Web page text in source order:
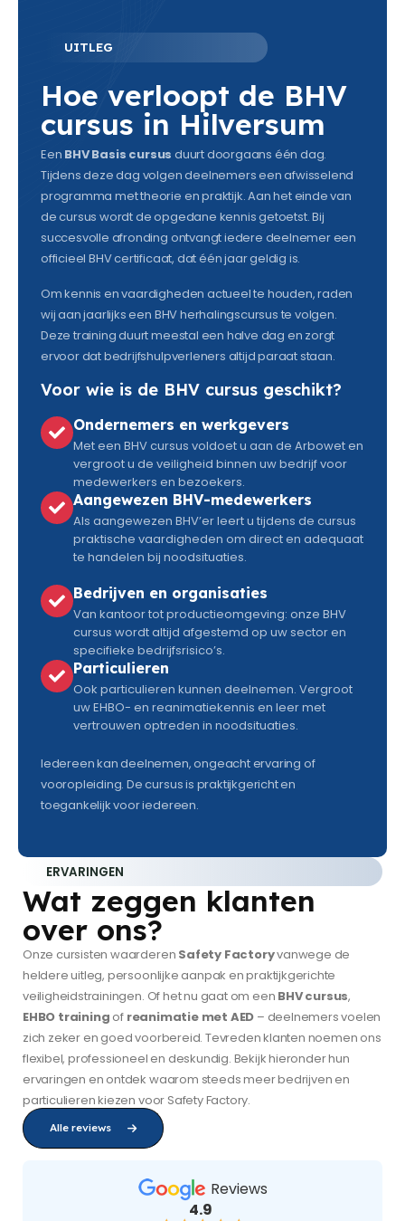
UITLEG
Hoe verloopt de BHV
cursus in Hilversum
Een BHV Basis cursus duurt doorgaans één dag.
Tijdens deze dag volgen deelnemers een afwisselend
programma met theorie en praktijk. Aan het einde van
de cursus wordt de opgedane kennis getoetst. Bij
succesvolle afronding ontvangt iedere deelnemer een
officieel BHV certificaat, dat één jaar geldig is.
Om kennis en vaardigheden actueel te houden, raden
wij aan jaarlijks een BHV herhalingscursus te volgen.
Deze training duurt meestal een halve dag en zorgt
ervoor dat bedrijfshulpverleners altijd paraat staan.
Voor wie is de BHV cursus geschikt?
Ondernemers en werkgevers
Met een BHV cursus voldoet u aan de Arbowet en
vergroot u de veiligheid binnen uw bedrijf voor
medewerkers en bezoekers.
Aangewezen BHV-medewerkers
Als aangewezen BHV’er leert u tijdens de cursus
praktische vaardigheden om direct en adequaat
te handelen bij noodsituaties.
Bedrijven en organisaties
Van kantoor tot productieomgeving: onze BHV
cursus wordt altijd afgestemd op uw sector en
specifieke bedrijfsrisico’s.
Particulieren
Ook particulieren kunnen deelnemen. Vergroot
uw EHBO- en reanimatiekennis en leer met
vertrouwen optreden in noodsituaties.
Iedereen kan deelnemen, ongeacht ervaring of
vooropleiding. De cursus is praktijkgericht en
toegankelijk voor iedereen.
ERVARINGEN
Wat zeggen klanten
over ons?
Onze cursisten waarderen Safety Factoryvanwege de
heldere uitleg, persoonlijke aanpak en praktijkgerichte
veiligheidstrainingen. Of het nu gaat om een BHV cursus,
EHBO training of reanimatie met AED – deelnemers voelen
zich zeker en goed voorbereid. Tevreden klanten noemen ons
flexibel, professioneel en deskundig. Bekijk hieronder hun
ervaringen en ontdek waarom steeds meer bedrijven en
particulieren kiezen voor Safety Factory.
Alle reviews
Reviews
4.9